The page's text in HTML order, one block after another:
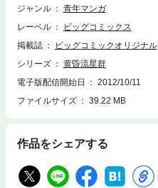
住所は病院になっていた。
ジャンル
青年マンガ
レーベル
ビッグコミックス
掲載誌
ビッグコミックオリジナル
シリーズ
黄昏流星群
電子版配信開始日
2012/10/11
ファイルサイズ
39.22 MB
作品をシェアする